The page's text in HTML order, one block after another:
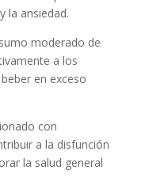
la ansiedad.
moderado de
a los
en exceso
con
a la disfunción
la salud general